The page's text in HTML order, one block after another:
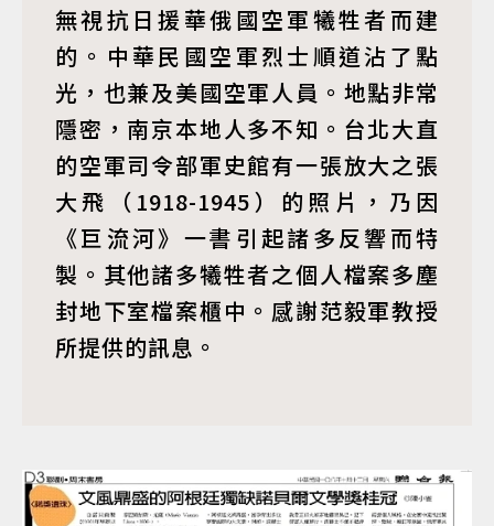
無視抗日援華俄國空軍犧牲者而建
的。中華民國空軍烈士順道沾了點
光，也兼及美國空軍人員。地點非常
隱密，南京本地人多不知。台北大直
的空軍司令部軍史館有一張放大之張
大飛（1918-1945）的照片，乃因
《巨流河》一書引起諸多反響而特
製。其他諸多犧牲者之個人檔案多塵
封地下室檔案櫃中。感謝范毅軍教授
所提供的訊息。